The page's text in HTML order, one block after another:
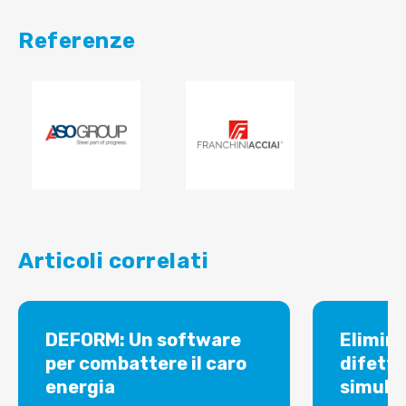
Referenze
Articoli correlati
DEFORM: Un software
per combattere il caro
energia
difetti